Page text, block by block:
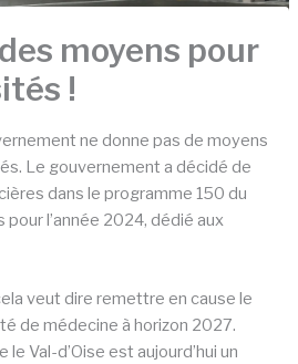
moyens pour
!
ne donne pas de moyens
Le gouvernement a décidé de
dans le programme 150 du
l’année 2024, dédié aux
veut dire remettre en cause le
de médecine à horizon 2027.
Val-d’Oise est aujourd’hui un